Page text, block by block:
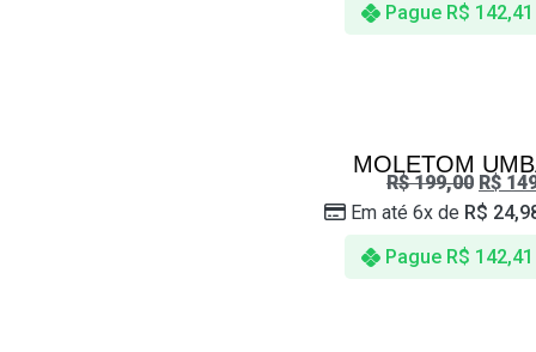
Pague R$ 142,41
MOLETOM
R$199,00 R$
Pague R$ 142,41
Em até 6x de R$